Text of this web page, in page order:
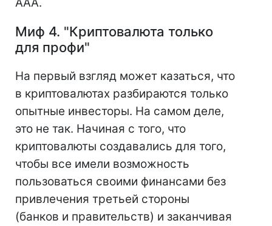
Миф 4. "Криптовалюта только
для профи"
На первый взгляд может казаться, что
в криптовалютах разбираются только
опытные инвесторы. На самом деле,
это не так. Начиная с того, что
криптовалюты создавались для того,
чтобы все имели возможность
пользоваться своими финансами без
привлечения третьей стороны
(банков и правительств) и заканчивая